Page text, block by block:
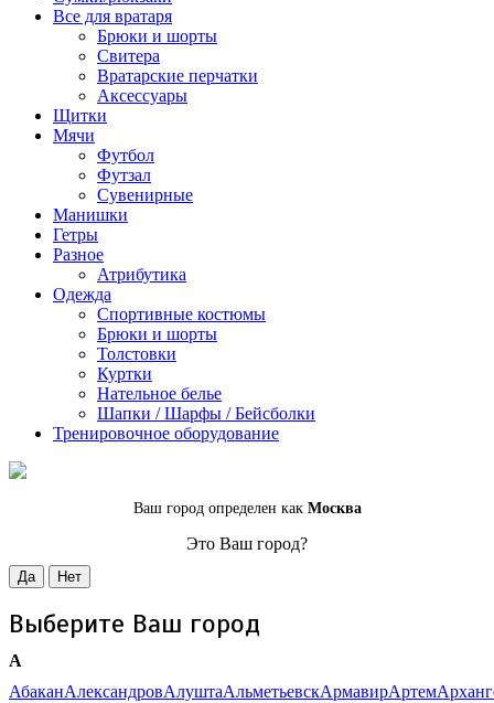
Все для вратаря
Брюки и шорты
Cвитера
Вратарские перчатки
Аксессуары
Щитки
Мячи
Футбол
Футзал
Сувенирные
Манишки
Гетры
Разное
Атрибутика
Одежда
Спортивные костюмы
Брюки и шорты
Толстовки
Куртки
Нательное белье
Шапки / Шарфы / Бейсболки
Тренировочное оборудование
Ваш город определен как Москва
Это Ваш город?
Да Нет
Выберите Ваш город
А
АбаканАлександровАлуштаАльметьевскАрмавирАртем